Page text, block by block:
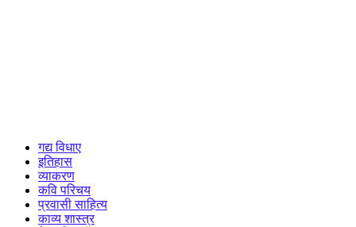
गद्य विधाए
इतिहास
व्याकरण
कवि परिचय
प्रवासी साहित्य
काव्य शास्त्र